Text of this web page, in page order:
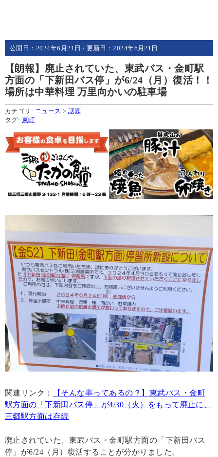
公開日： 2024年6月21日 / 更新日：2024年6月21日
【朗報】廃止されていた、東武バス・金町駅
方面の「下新田バス停」が6/24（月）復活！！
場所は中華料理 万里向かいの駐車場
カテゴリ: ニュース >話題
タグ: 東町
関連リンク：
【そんな事ってあるの？】東武バス・金町
駅方面の「下新田バス停」が4/30（火）をもって廃止に、
三郷駅方面は存続
廃止されていた、東武バス・金町駅方面の「下新田バス
停」が6/24（月）復活することが分かりました。